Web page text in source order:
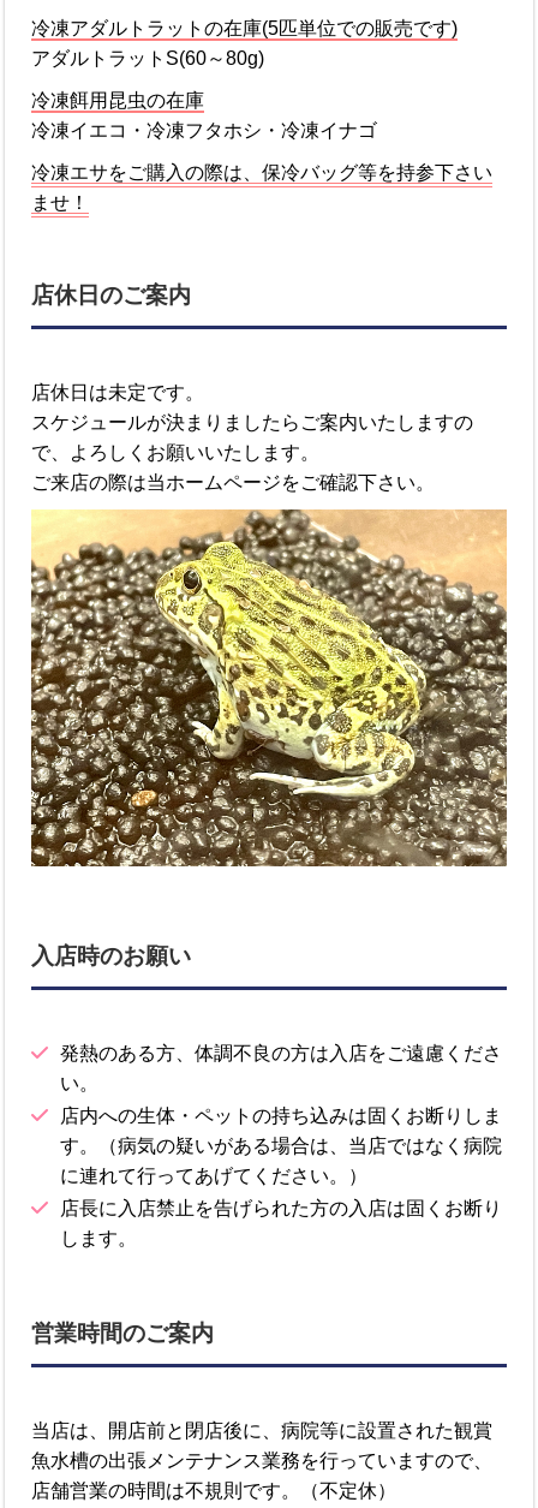
冷凍アダルトラットの在庫(5匹単位での販売です)
アダルトラットS(60～80g)
冷凍餌用昆虫の在庫
冷凍イエコ・冷凍フタホシ・冷凍イナゴ
冷凍エサをご購入の際は、保冷バッグ等を持参下さい
ませ！
店休日のご案内
店休日は未定です。
スケジュールが決まりましたらご案内いたしますの
で、よろしくお願いいたします。
ご来店の際は当ホームページをご確認下さい。
入店時のお願い
発熱のある方、体調不良の方は入店をご遠慮くださ
い。
店内への生体・ペットの持ち込みは固くお断りしま
す。（病気の疑いがある場合は、当店ではなく病院
に連れて行ってあげてください。）
店長に入店禁止を告げられた方の入店は固くお断り
します。
営業時間のご案内
当店は、開店前と閉店後に、病院等に設置された観賞
魚水槽の出張メンテナンス業務を行っていますので、
店舗営業の時間は不規則です。（不定休）